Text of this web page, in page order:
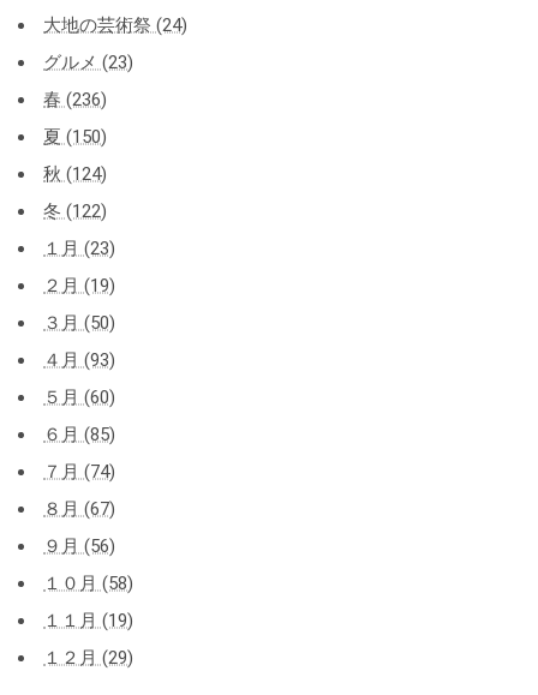
大地の芸術祭 (24)
グルメ (23)
春 (236)
夏 (150)
秋 (124)
冬 (122)
１月 (23)
２月 (19)
３月 (50)
４月 (93)
５月 (60)
６月 (85)
７月 (74)
８月 (67)
９月 (56)
１０月 (58)
１１月 (19)
１２月 (29)